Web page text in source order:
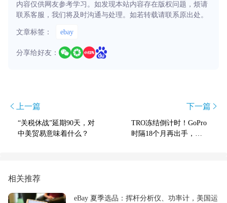
内容仅供网友参考学习。如发现本站内容存在版权问题，烦请
联系客服，我们将及时沟通与处理。如若转载请联系原出处。
文章标签： ebay
分享给好友：
上一篇
“关税休战”延期90天，对
中美贸易意味着什么？
下一篇
TRO冻结倒计时！GoPro
时隔18个月再出手，跨
相关推荐
eBay 夏季选品：挥杆分析仪、功率计，美国运